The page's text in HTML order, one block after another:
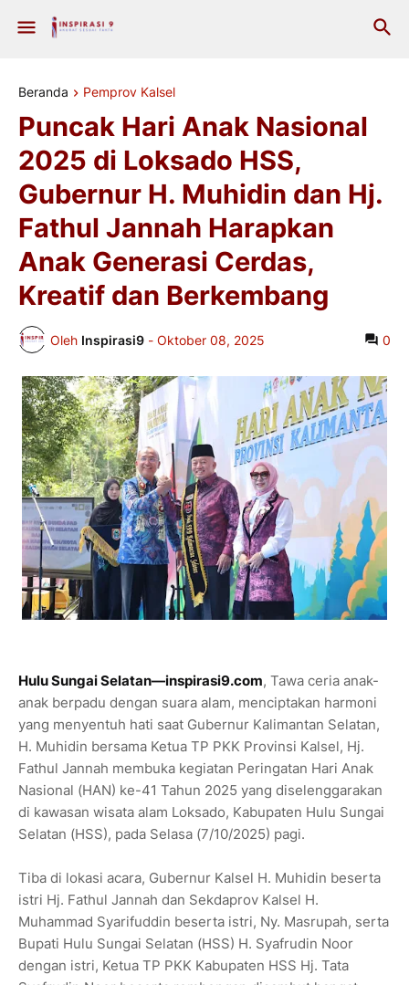
Beranda Pemprov Kalsel
‎Puncak Hari Anak Nasional
2025 di Loksado HSS,
Gubernur H. Muhidin dan Hj.
Fathul Jannah Harapkan
Anak Generasi Cerdas,
Kreatif dan Berkembang
Oleh Inspirasi9 - Oktober 08, 2025 0
Hulu Sungai Selatan—inspirasi9.com, Tawa ceria anak-
anak berpadu dengan suara alam, menciptakan harmoni
yang menyentuh hati saat Gubernur Kalimantan Selatan,
H. Muhidin bersama Ketua TP PKK Provinsi Kalsel, Hj.
Fathul Jannah membuka kegiatan Peringatan Hari Anak
Nasional (HAN) ke-41 Tahun 2025 yang diselenggarakan
di kawasan wisata alam Loksado, Kabupaten Hulu Sungai
Selatan (HSS), pada Selasa (7/10/2025) pagi.
‎Tiba di lokasi acara, Gubernur Kalsel H. Muhidin beserta
istri Hj. Fathul Jannah dan Sekdaprov Kalsel H.
Muhammad Syarifuddin beserta istri, Ny. Masrupah, serta
Bupati Hulu Sungai Selatan (HSS) H. Syafrudin Noor
dengan istri, Ketua TP PKK Kabupaten HSS Hj. Tata